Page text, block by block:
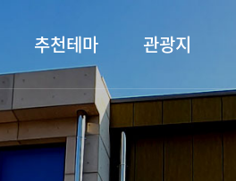
추천테마 관광지